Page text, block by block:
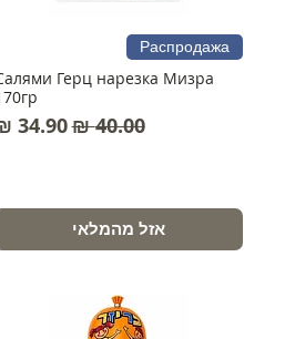
Распродажа
Герц нарезка Мизра
מחיר רגיל‏40.00 ‏₪ מחיר‏34.90 ‏₪
אזל מהמלאי